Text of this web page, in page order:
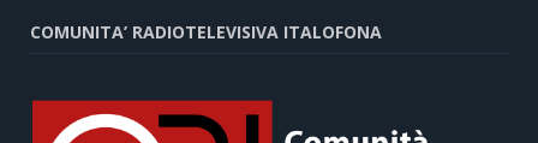
COMUNITA’ RADIOTELEVISIVA ITALOFONA